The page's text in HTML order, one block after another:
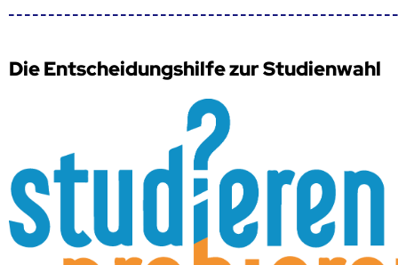
Die Entscheidungshilfe zur Studienwahl